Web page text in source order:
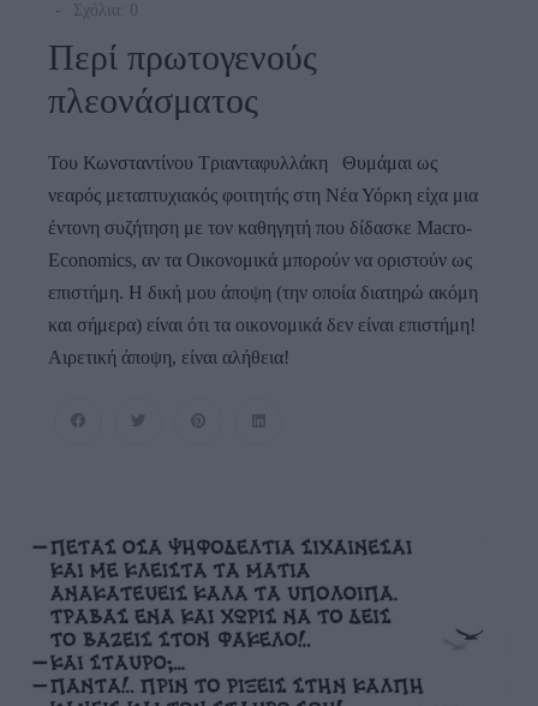
Σχόλια: 0
Περί πρωτογενούς
πλεονάσματος
Του Κωνσταντίνου Τριανταφυλλάκη Θυμάμαι ως
νεαρός μεταπτυχιακός φοιτητής στη Νέα Υόρκη είχα μια
έντονη συζήτηση με τον καθηγητή που δίδασκε Macro-
Economics, αν τα Οικονομικά μπορούν να οριστούν ως
επιστήμη. Η δική μου άποψη (την οποία διατηρώ ακόμη
και σήμερα) είναι ότι τα οικονομικά δεν είναι επιστήμη!
Αιρετική άποψη, είναι αλήθεια!